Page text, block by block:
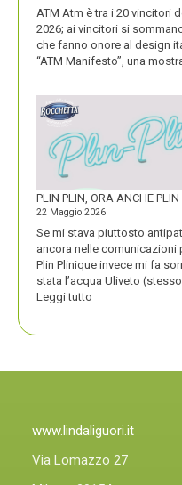
ATM Atm è tra i 20 vincitori
2026; ai vincitori si
che fanno onore al design
“ATM Manifesto”, una
PLIN PLIN, ORA ANCHE PLIN
22 Maggio 2026
Se mi stava piuttosto
ancora nelle comunicazioni
Plin Plinique invece mi fa
stata l’acqua Uliveto
Leggi tutto
PLIN
www.lindaliguori.it
Via Lomazzo 27